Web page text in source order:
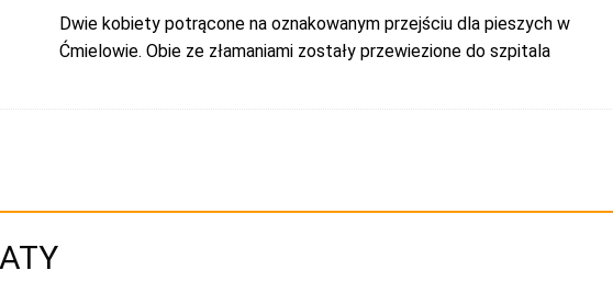
Dwie kobiety potrącone na oznakowanym przejściu dla pieszych w
Ćmielowie. Obie ze złamaniami zostały przewiezione do szpitala